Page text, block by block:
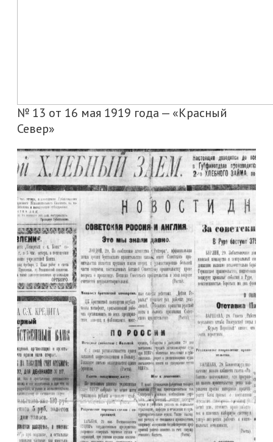
№ 13 от 16 мая 1919 года — «Красный
Север»